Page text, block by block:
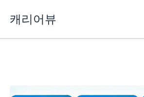
캐리어뷰